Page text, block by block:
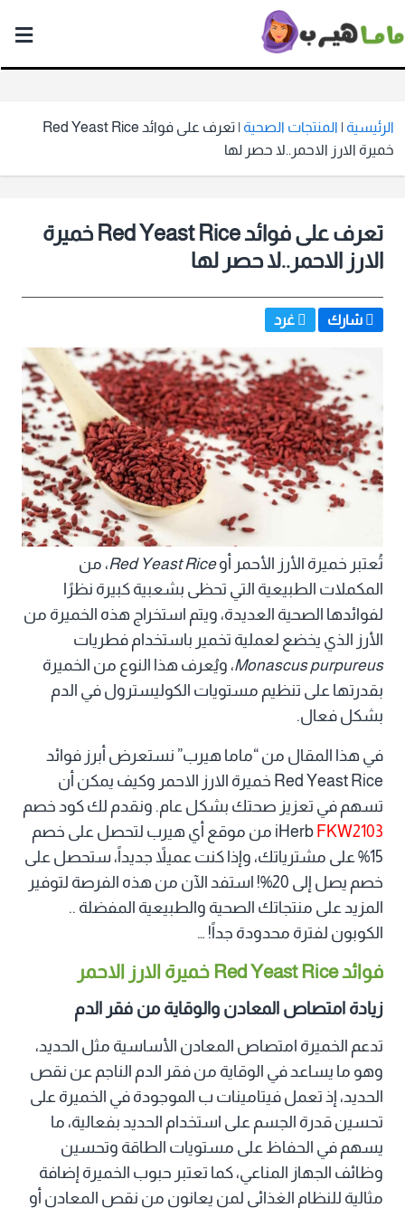
الرئيسية | المنتجات الصحية |
تعرف على فوائد Red Yeast Rice
خميرة الارز الاحمر..لا حصر لها
تعرف على فوائد Red Yeast Rice خميرة
الارز الاحمر..لا حصر لها
شارك غرد
تُعتبر خميرة الأرز الأحمر أوRed Yeast Rice، من
المكملات الطبيعية التي تحظى بشعبية كبيرة نظرًا
لفوائدها الصحية العديدة، ويتم استخراج هذه الخميرة من
الأرز الذي يخضع لعملية تخمير باستخدام فطريات
Monascus purpureus، ويُعرف هذا النوع من الخميرة
بقدرتها على تنظيم مستويات الكوليسترول في الدم
بشكل فعال.
في هذا المقال من “ماما هيرب” نستعرض أبرز فوائد
Red Yeast Rice خميرة الارز الاحمر وكيف يمكن أن
تسهم في تعزيز صحتك بشكل عام. ونقدم لك كود خصم
iHerb FKW2103
من موقع أي هيرب لتحصل على خصم
15% على مشترياتك، وإذا كنت عميلاً جديداً، ستحصل على
خصم يصل إلى 20%! استفد الآن من هذه الفرصة لتوفير
المزيد على منتجاتك الصحية والطبيعية المفضلة ..
الكوبون لفترة محدودة جداً! …
فوائد Red Yeast Rice خميرة الارز الاحمر
زيادة امتصاص المعادن والوقاية من فقر الدم
تدعم الخميرة امتصاص المعادن الأساسية مثل الحديد،
وهو ما يساعد في الوقاية من فقر الدم الناجم عن نقص
الحديد، إذ تعمل فيتامينات ب الموجودة في الخميرة على
تحسين قدرة الجسم على استخدام الحديد بفعالية، ما
يسهم في الحفاظ على مستويات الطاقة وتحسين
وظائف الجهاز المناعي، كما تعتبر حبوب الخميرة إضافة
مثالية للنظام الغذائي لمن يعانون من نقص المعادن أو